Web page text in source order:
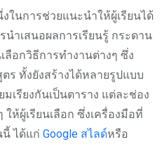
ในการช่วยแนะนำให้ผู้เรียนได้
ำเสนอผลการเรียนรู้ กระดาน
ลือกวิธีการทำงานต่างๆ ซึ่ง
ร ทั้งยังสร้างได้หลายรูปแบบ
เรียงกันเป็นตาราง แต่ละช่อง
ห้ผู้เรียนเลือก ซึ่งเครื่องมือที่
นี้ ได้แก่ Google สไลด์หรือ